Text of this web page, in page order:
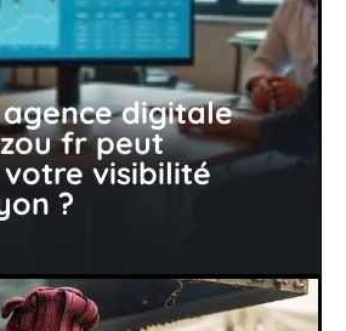
digitale
fr peut
visibilité
?